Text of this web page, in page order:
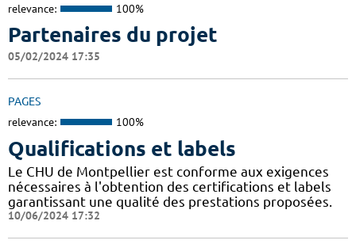
relevance: 100%
Partenaires du projet
05/02/2024 17:35
PAGES
relevance: 100%
Qualifications et labels
Le CHU de Montpellier est conforme aux exigences
nécessaires à l'obtention des certifications et labels
garantissant une qualité des prestations proposées.
10/06/2024 17:32